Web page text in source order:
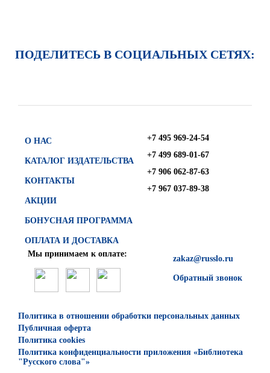
ПОДЕЛИТЕСЬ В СОЦИАЛЬНЫХ СЕТЯХ:
О НАС
КАТАЛОГ ИЗДАТЕЛЬСТВА
КОНТАКТЫ
АКЦИИ
БОНУСНАЯ ПРОГРАММА
ОПЛАТА И ДОСТАВКА
+7 495 969-24-54
+7 499 689-01-67
+7 906 062-87-63
+7 967 037-89-38
zakaz@russlo.ru
Обратный звонок
Мы принимаем к оплате:
Политика в отношении обработки персональных данных
Публичная оферта
Политика cookies
Политика конфиденциальности приложения «Библиотека
"Русского слова"»